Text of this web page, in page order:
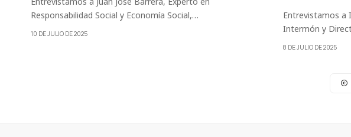
Responsabilidad Social y Economía Social,…
10 DE JULIO DE 2025
Entrevistamos a
Intermón y
8 DE JULIO DE 2025